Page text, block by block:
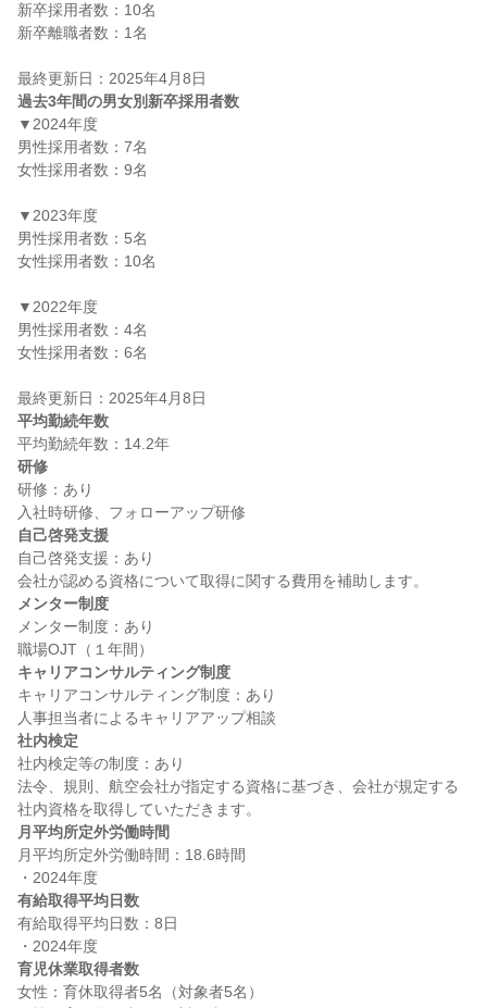
新卒採用者数：10名
新卒離職者数：1名
過去3年間の男女別新卒採用者数
▼2024年度
男性採用者数：7名
女性採用者数：9名
▼2023年度
男性採用者数：5名
女性採用者数：10名
▼2022年度
男性採用者数：4名
女性採用者数：6名
平均勤続年数
研修
研修：あり
自己啓発支援
自己啓発支援：あり
メンター制度
メンター制度：あり
キャリアコンサルティング制度
キャリアコンサルティング制度：あり
社内検定
社内検定等の制度：あり
法令、規則、航空会社が指定する資格に基づき、会社が規定する
月平均所定外労働時間
月平均所定外労働時間：18.6時間
有給取得平均日数
有給取得平均日数：8日
育児休業取得者数
女性：育休取得者5名（対象者5名）